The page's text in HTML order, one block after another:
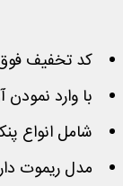
کد تخفیف
با وارد نمودن آن هنگام
شامل انواع
مدل ریموت